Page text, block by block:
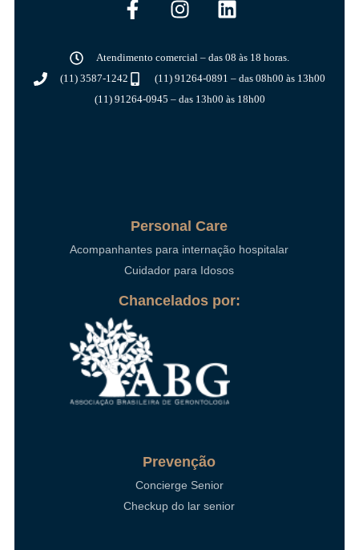
Atendimento comercial – das 08 às 18 horas.
(11) 3587-1242
(11) 91264-0891 – das 08h00 às 13h00
(11) 91264-0945 – das 13h00 às 18h00
Personal Care
Acompanhantes para internação hospitalar
Cuidador para Idosos
Chancelados por:
Prevenção
Concierge Senior
Checkup do lar senior